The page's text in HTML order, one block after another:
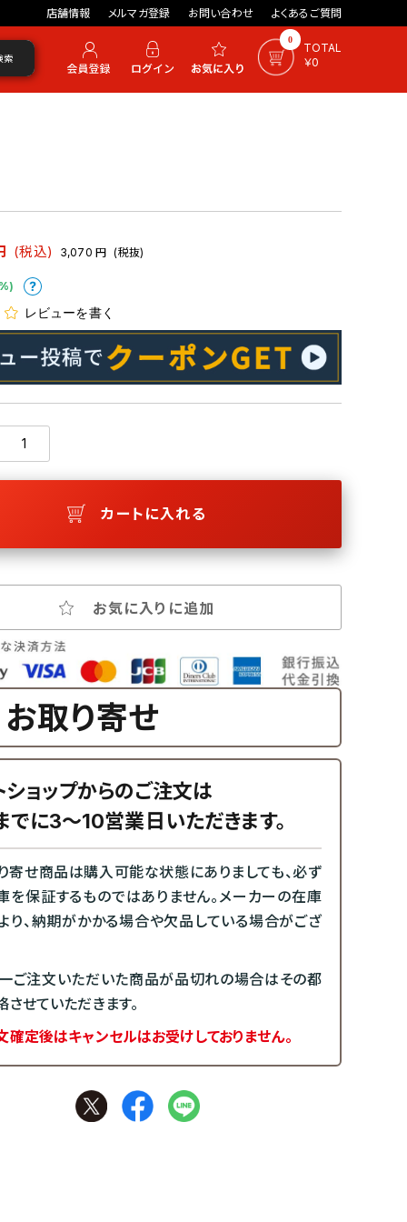
店舗情報 メルマガ登録 お問い合わせ よくあるご質問
0
TOTAL
￥0
索
(税込) 3,070 円 (税抜)
レビューを書く
カートに入れる
お気に入りに追加
お取り寄せ
ショップからのご注文は
でに3～10営業日いただきます。
寄せ商品は購入可能な状態にありましても、必ず
を保証するものではありません。メーカーの在庫
り、納期がかかる場合や欠品している場合がござ
ご注文いただいた商品が品切れの場合はその都
させていただきます。
定後はキャンセルはお受けしておりません。